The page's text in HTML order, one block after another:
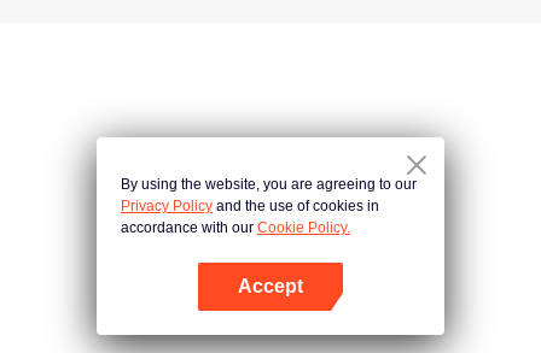
By using the website, you are agreeing to our
Privacy Policy and the use of cookies in
accordance with our Cookie Policy.
Accept